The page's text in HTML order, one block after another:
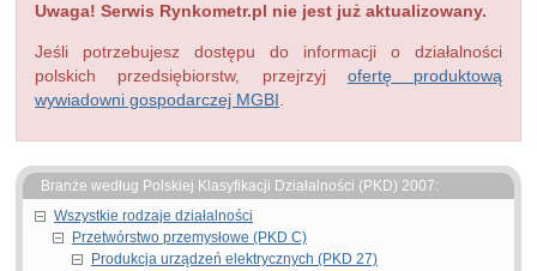
Uwaga! Serwis Rynkometr.pl nie jest już aktualizowany.
Jeśli potrzebujesz dostępu do informacji o działalności
polskich przedsiębiorstw, przejrzyj ofertę produktową
wywiadowni gospodarczej MGBI
Branże według Polskiej Klasyfikacji Działalności (PKD) 2007:
Wszystkie rodzaje działalności
Przetwórstwo przemysłowe (PKD C)
Produkcja urządzeń elektrycznych (PKD 27)